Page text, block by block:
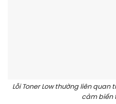
Lỗi Toner Low thường liên
cảm biến